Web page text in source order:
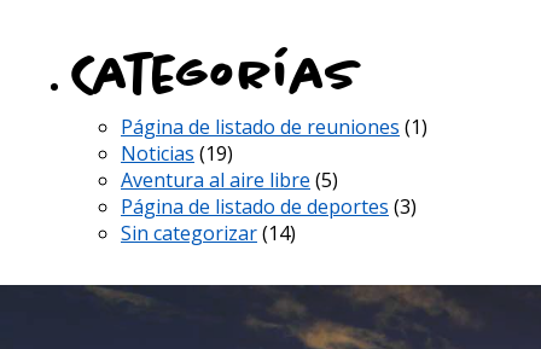
Categorías
Página de listado de reuniones (1)
Noticias (19)
Aventura al aire libre (5)
Página de listado de deportes (3)
Sin categorizar(14)